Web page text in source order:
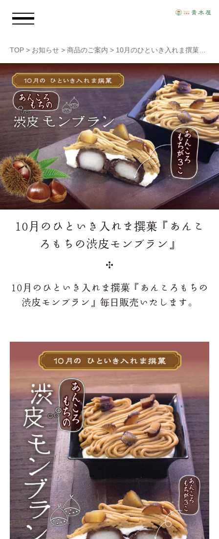
お知らせ
青木屋のおもい
商品情報
店舗情報
採用情報
TOP > お知らせ > 商品のご案内 > 10月のひといき入れま撰菓『あんころもちの渋皮モンブラン』
10月のひといき入れま撰菓『あんこ
ろもちの渋皮モンブラン』
10月のひといき入れま撰菓『あんころもちの
渋皮モンブラン』毎日販売いたします。